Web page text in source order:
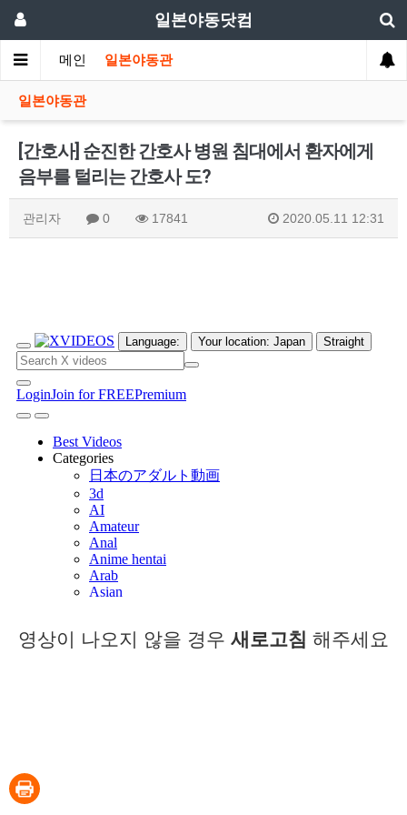
일본야동닷컴
메인 일본야동관
일본야동관
[간호사] 순진한 간호사 병원 침대에서 환자에게
음부를 털리는 간호사 도?
관리자 0 17841 2020.05.11 12:31
영상이 나오지 않을 경우 새로고침 해주세요